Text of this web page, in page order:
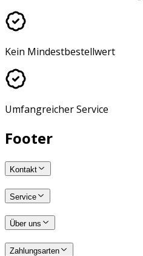
Kein Mindestbestellwert
Umfangreicher Service
Footer
Kontakt
Service
Über uns
Zahlungsarten